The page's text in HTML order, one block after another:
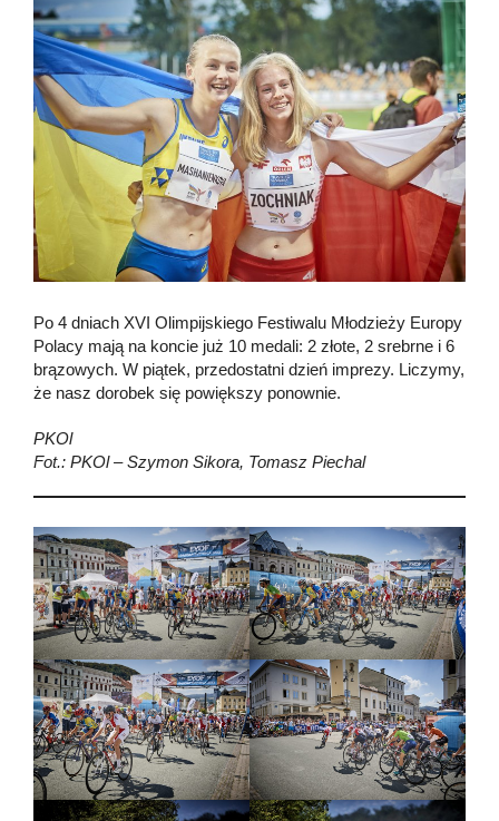
Po 4 dniach XVI Olimpijskiego Festiwalu Młodzieży Europy
Polacy mają na koncie już 10 medali: 2 złote, 2 srebrne i 6
brązowych. W piątek, przedostatni dzień imprezy. Liczymy,
że nasz dorobek się powiększy ponownie.
PKOl
Fot.: PKOl – Szymon Sikora, Tomasz Piechal